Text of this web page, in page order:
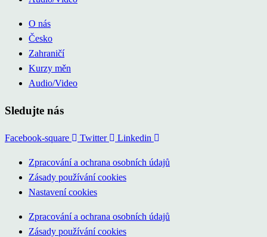
O nás
Česko
Zahraničí
Kurzy měn
Audio/Video
Sledujte nás
Facebook-square Twitter Linkedin
Zpracování a ochrana osobních údajů
Zásady používání cookies
Nastavení cookies
Zpracování a ochrana osobních údajů
Zásady používání cookies